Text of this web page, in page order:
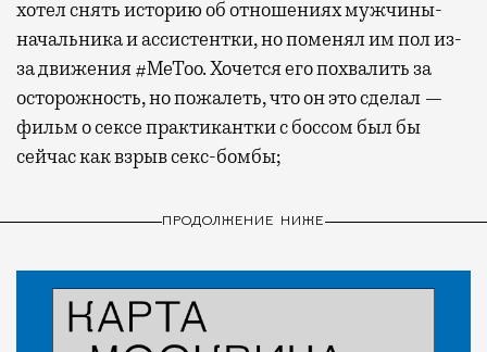
хотел снять историю об отношениях мужчины-
начальника и ассистентки, но поменял им пол из-
за движения #MeToo. Хочется его похвалить за
осторожность, но пожалеть, что он это сделал —
фильм о сексе практикантки с боссом был бы
сейчас как взрыв секс-бомбы;
ПРОДОЛЖЕНИЕ НИЖЕ